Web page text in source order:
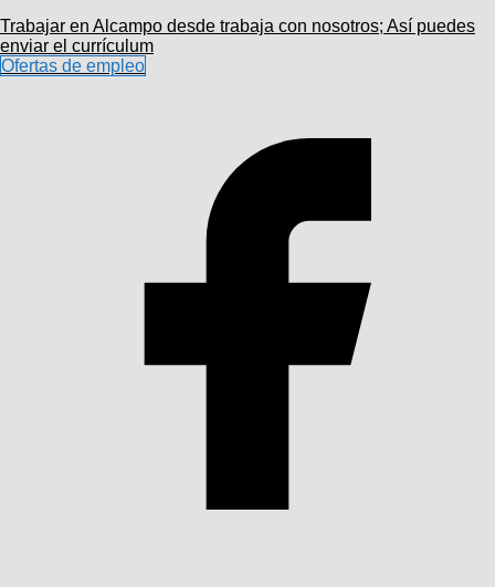
Trabajar en Alcampo desde trabaja con nosotros; Así puedes
enviar el currículum
Ofertas de empleo